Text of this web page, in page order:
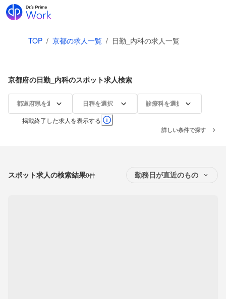
TOP / 京都の求人一覧 / 日勤_内科の求人一覧
京都府の日勤_内科のスポット求人検索
都道府県を選択 日程を選択 診療科を選択
掲載終了した求人を表示する
詳しい条件で探す
スポット求人の検索結果0件 勤務日が直近のもの